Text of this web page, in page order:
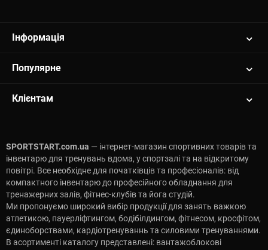
Інформація
Популярне
Клієнтам
SPORTSTART.com.ua — інтернет-магазин спортивних товарів та
інвентарю для тренувань вдома, у спортзалі та на відкритому
повітрі. Все необхідне для початківців та професіоналів: від
компактного інвентарю до професійного обладнання для
тренажерних залів, фітнес-клубів та йога студій.
Ми пропонуємо широкий вибір продукції для занять важкою
атлетикою, пауерліфтингом, бодібілдингом, фітнесом, кросфітом,
єдиноборствами, кардіотренуваннь та силовими тренуваннями.
В асортименті каталогу представлені: вантажоблокові